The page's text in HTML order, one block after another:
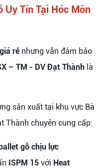
Uy Tín Tại Hóc Môn
rẻ nhưng vẫn đảm bảo
– TM - DV Đạt Thành là
sản xuất tại khu vực Bà
Thành chuyên cung cấp:
gỗ chịu lực
ISPM 15 với Heat